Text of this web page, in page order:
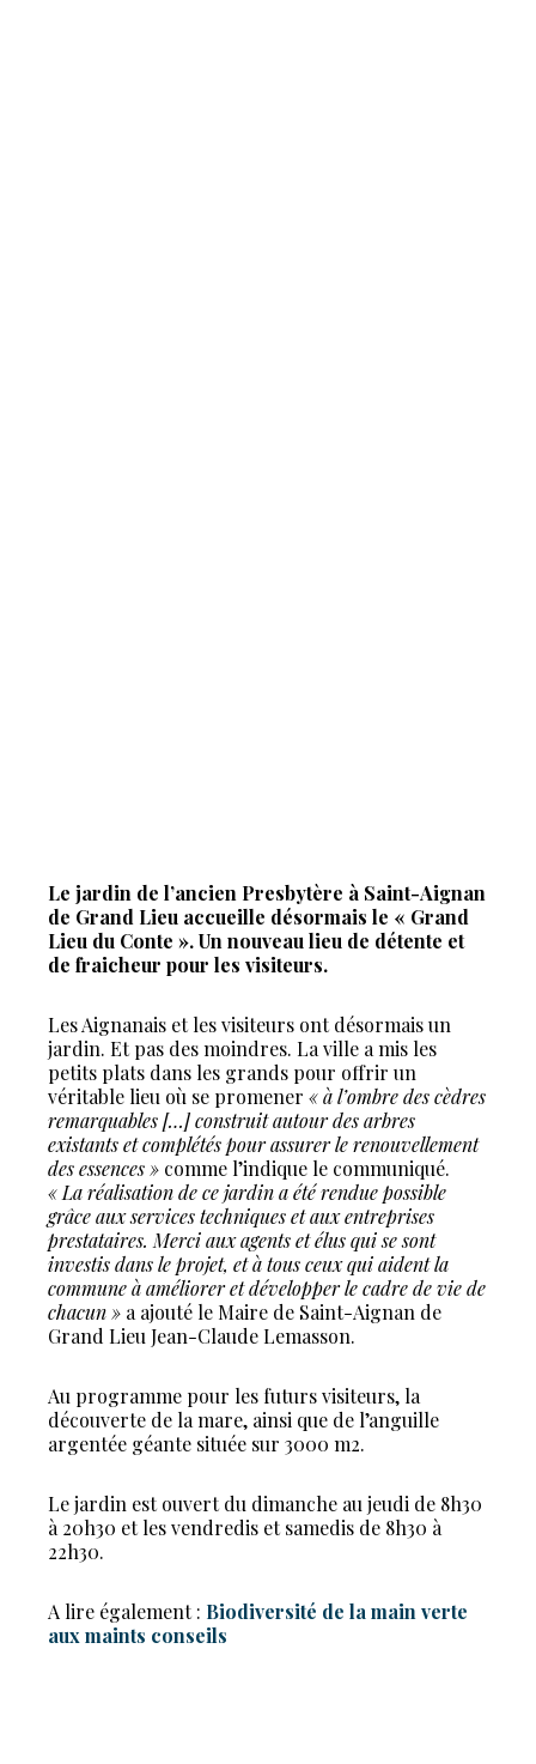
Le jardin de l’ancien Presbytère à Saint-Aignan
de Grand Lieu accueille désormais le « Grand
Lieu du Conte ». Un nouveau lieu de détente et
de fraicheur pour les visiteurs.
Les Aignanais et les visiteurs ont désormais un
jardin. Et pas des moindres. La ville a mis les
petits plats dans les grands pour offrir un
véritable lieu où se promener « à l’ombre des cèdres
remarquables […] construit autour des arbres
existants et complétés pour assurer le renouvellement
des essences » comme l’indique le communiqué.
« La réalisation de ce jardin a été rendue possible
grâce aux services techniques et aux entreprises
prestataires. Merci aux agents et élus qui se sont
investis dans le projet, et à tous ceux qui aident la
commune à améliorer et développer le cadre de vie de
chacun » a ajouté le Maire de Saint-Aignan de
Grand Lieu Jean-Claude Lemasson.
Au programme pour les futurs visiteurs, la
découverte de la mare, ainsi que de l’anguille
argentée géante située sur 3000 m2.
Le jardin est ouvert du dimanche au jeudi de 8h30
à 20h30 et les vendredis et samedis de 8h30 à
22h30.
A lire également : Biodiversité de la main verte
aux maints conseils